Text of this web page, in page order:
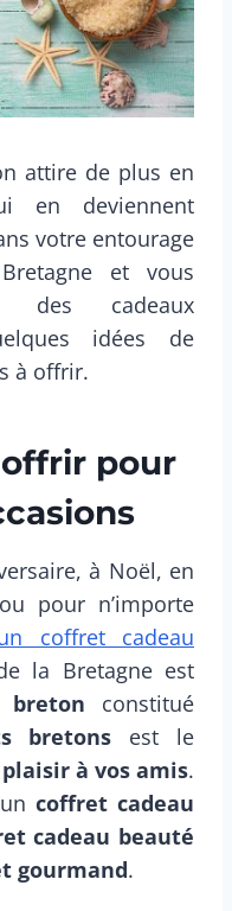
attire de plus en
en deviennent
votre entourage
et vous
des cadeaux
idées de
à offrir.
pour
à Noël, en
pour n’importe
coffret cadeau
la Bretagne est
breton constitué
bretons est le
à vos amis.
coffret cadeau
cadeau beauté
gourmand.